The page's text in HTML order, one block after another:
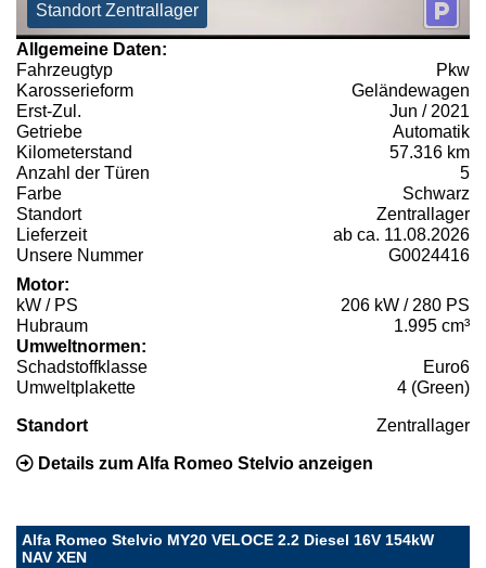
Standort Zentrallager
Allgemeine Daten:
Fahrzeugtyp
Pkw
Karosserieform
Geländewagen
Erst-Zul.
Jun / 2021
Getriebe
Automatik
Kilometerstand
57.316 km
Anzahl der Türen
5
Farbe
Schwarz
Standort
Zentrallager
Lieferzeit
ab ca. 11.08.2026
Unsere Nummer
G0024416
Motor:
kW / PS
206 kW / 280 PS
Hubraum
1.995 cm³
Umweltnormen:
Schadstoffklasse
Euro6
Umweltplakette
4 (Green)
Standort Zentrallager
Details zum Alfa Romeo Stelvio anzeigen
Alfa Romeo Stelvio MY20 VELOCE 2.2 Diesel 16V 154kW
NAV XEN